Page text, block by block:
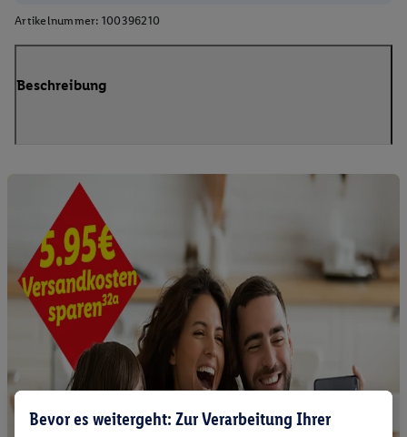
Artikelnummer: 100396210
Beschreibung
Bevor es weitergeht: Zur Verarbeitung Ihrer